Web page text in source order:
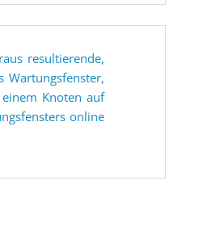
resultierende,
Wartungsfenster,
Knoten auf
online